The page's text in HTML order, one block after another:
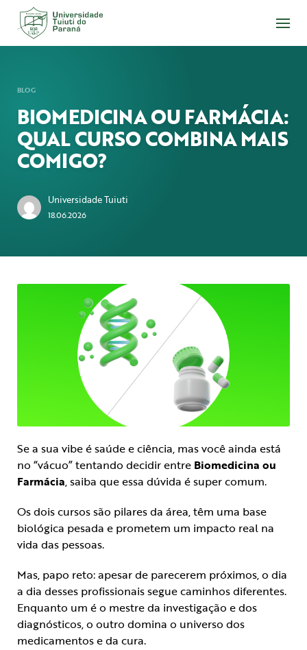
Acesse
conteúdo
BLOG
BIOMEDICINA OU FARMÁCIA:
QUAL CURSO COMBINA MAIS
COMIGO?
Universidade Tuiuti
18.06.2026
Se a sua vibe é saúde e ciência, mas você ainda está
no “vácuo” tentando decidir entre Biomedicina ou
Farmácia, saiba que essa dúvida é super comum.
Os dois cursos são pilares da área, têm uma base
biológica pesada e prometem um impacto real na
vida das pessoas.
Mas, papo reto: apesar de parecerem próximos, o dia
a dia desses profissionais segue caminhos diferentes.
Enquanto um é o mestre da investigação e dos
diagnósticos, o outro domina o universo dos
medicamentos e da cura.